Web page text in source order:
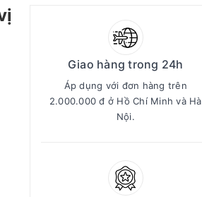
Giao hàng trong 24h
Áp dụng với đơn hàng trên
2.000.000 đ ở Hồ Chí Minh và Hà
Nội.